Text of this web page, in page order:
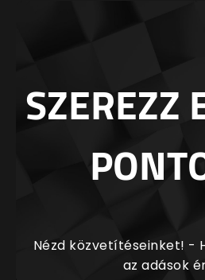
SZEREZZ
Nézd közvetítéseinket! -
az adások